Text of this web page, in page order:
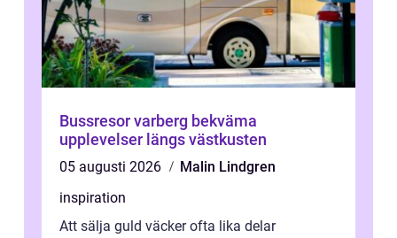
Bussresor varberg bekväma
upplevelser längs västkusten
05 augusti 2026
Malin Lindgren
inspiration
Att sälja guld väcker ofta lika delar